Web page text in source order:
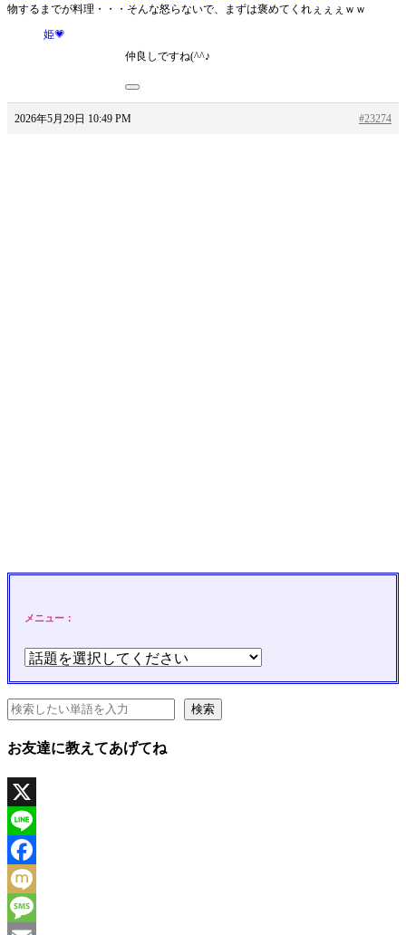
物するまでが料理・・・そんな怒らないで、まずは褒めてくれぇぇぇｗｗ
2026年5月29日 10:49 PM #23274
姫💗
仲良しですね(^^♪
メニュー：
検
索
検索
お友達に教えてあげてね
X
Line
Facebook
Mixi